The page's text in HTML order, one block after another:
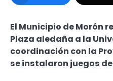
El Municipio de Morón
Plaza aledaña a la
coordinación con la
se instalaron juegos